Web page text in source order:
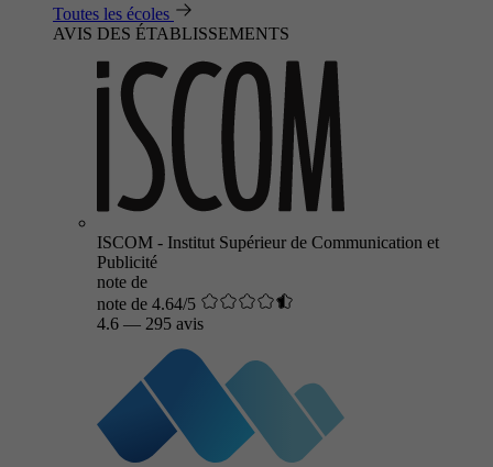
Toutes les écoles
AVIS DES ÉTABLISSEMENTS
ISCOM - Institut Supérieur de Communication et
Publicité
note de
note de 4.64/5
4.6 — 295 avis